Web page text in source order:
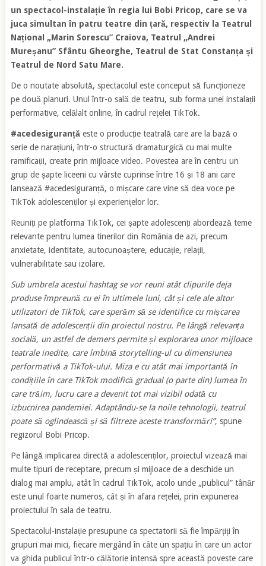
un spectacol-instalație în regia lui Bobi Pricop, care se va
juca simultan în patru teatre din țară, respectiv la Teatrul
Național „Marin Sorescu” Craiova, Teatrul „Andrei
Mureșanu” Sfântu Gheorghe, Teatrul de Stat Constanța și
Teatrul de Nord Satu Mare.
De o noutate absolută, spectacolul este conceput să funcționeze
pe două planuri. Unul într-o sală de teatru, sub forma unei instalații
performative, celălalt online, în cadrul rețelei TikTok.
#acedesiguranțăeste o producție teatrală care are la bază o
serie de narațiuni, într-o structură dramaturgică cu mai multe
ramificații, create prin mijloace video. Povestea are în centru un
grup de șapte liceeni cu vârste cuprinse între 16 și 18 ani care
lansează #acedesiguranță, o mișcare care vine să dea voce pe
TikTok adolescenților și experiențelor lor.
Reuniți pe platforma TikTok, cei șapte adolescenți abordează teme
relevante pentru lumea tinerilor din România de azi, precum
anxietate, identitate, autocunoaștere, educație, relații,
vulnerabilitate sau izolare.
Sub umbrela acestui hashtag se vor reuni atât clipurile deja
produse împreună cu ei în ultimele luni, cât și cele ale altor
utilizatori de TikTok, care sperăm să se identifice cu mișcarea
lansată de adolescenții din proiectul nostru. Pe lângă relevanța
socială, un astfel de demers permite și explorarea unor mijloace
teatrale inedite, care îmbină storytelling-ul cu dimensiunea
performativă a TikTok-ului. Miza e cu atât mai importantă în
condițiile în care TikTok modifică gradual (o parte din) lumea în
care trăim, lucru care a devenit tot mai vizibil odată cu
izbucnirea pandemiei. Adaptându-se la noile tehnologii, teatrul
poate să oglindească și să filtreze aceste transformări”, spune
regizorul Bobi Pricop.
Pe lângă implicarea directă a adolescenților, proiectul vizează mai
multe tipuri de receptare, precum și mijloace de a deschide un
dialog mai amplu, atât în cadrul TikTok, acolo unde „publicul” tânăr
este unul foarte numeros, cât și în afara rețelei, prin expunerea
proiectului în sala de teatru.
Spectacolul-instalație presupune ca spectatorii să fie împărțiți în
grupuri mai mici, fiecare mergând în câte un spațiu în care un actor
va ghida publicul într-o călătorie intensă spre această poveste care